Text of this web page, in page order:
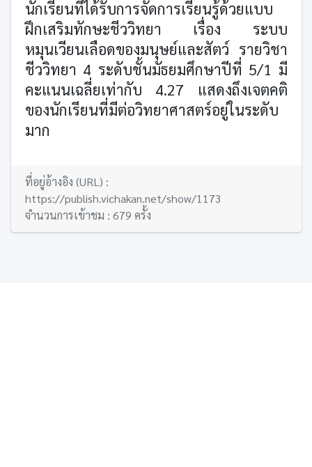
นักเรียนที่ได้รับการจัดการเรียนรู้ด้วยแบบ
ฝึกเสริมทักษะชีววิทยา เรื่อง ระบบ
หมุนเวียนเลือดของมนุษย์และสัตว์ รายวิชา
ชีววิทยา 4 ระดับชั้นมัธยมศึกษาปีที่ 5/1 มี
คะแนนเฉลี่ยเท่ากับ 4.27 แสดงถึงเจตคติ
ของนักเรียนที่มีต่อวิทยาศาสตร์อยู่ในระดับ
มาก
ที่อยู่อ้างอิง (URL) :
https://publish.vichakan.net/show/1173
จำนวนการเข้าชม : 679 ครั้ง